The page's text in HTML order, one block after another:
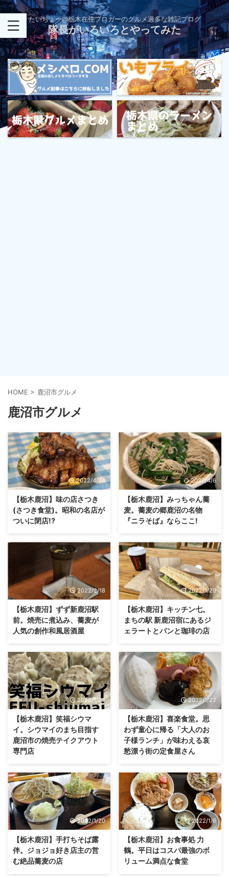
たいちょー@栃木在住ブロガーのグルメ過多な雑記ブログ
隊長がいろいろとやってみた
HOME > 鹿沼市グルメ
鹿沼市グルメ
2022/4/24
【栃木鹿沼】味の店さつき
(さつき食堂)。昭和の名店が
ついに閉店!?
2022/4/6
【栃木鹿沼】みっちゃん蕎
麦。蕎麦の郷鹿沼の名物
『ニラそば』ならここ!
2022/2/18
【栃木鹿沼】ずず新鹿沼駅
前。焼売に煮込み、蕎麦が
人気の創作和風居酒屋
2022/1/29
【栃木鹿沼】キッチン七。
まちの駅 新鹿沼宿にあるジ
ェラートとパンと珈琲の店
2022/1/23
【栃木鹿沼】笑福シウマ
イ。シウマイのまち目指す
鹿沼市の焼売テイクアウト
専門店
2022/1/22
【栃木鹿沼】喜楽食堂。思
わず童心に帰る「大人のお
子様ランチ」が味わえる哀
愁漂う街の定食屋さん
2022/1/20
【栃木鹿沼】手打ちそば露
伴。ジョジョ好き店主の営
む絶品蕎麦の店
2022/1/6
【栃木鹿沼】お食事処 力
鶴。平日はコスパ最強のボ
リューム満点な食堂